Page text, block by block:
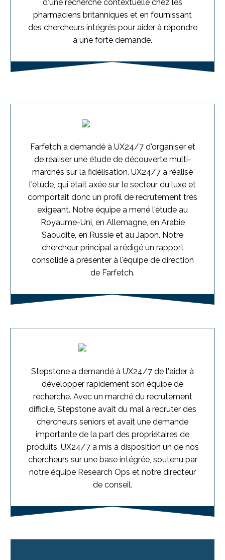
d'une recherche contextuelle chez les
pharmaciens britanniques et en fournissant
des chercheurs intégrés pour aider à répondre
à une forte demande.
Farfetch a demandé à UX24/7 d'organiser et
de réaliser une étude de découverte multi-
marchés sur la fidélisation. UX24/7 a réalisé
l'étude, qui était axée sur le secteur du luxe et
comportait donc un profil de recrutement très
exigeant. Notre équipe a mené l'étude au
Royaume-Uni, en Allemagne, en Arabie
Saoudite, en Russie et au Japon. Notre
chercheur principal a rédigé un rapport
consolidé à présenter à l'équipe de direction
de Farfetch.
Stepstone a demandé à UX24/7 de l'aider à
développer rapidement son équipe de
recherche. Avec un marché du recrutement
difficile, Stepstone avait du mal à recruter des
chercheurs seniors et avait une demande
importante de la part des propriétaires de
produits. UX24/7 a mis à disposition un de nos
chercheurs sur une base intégrée, soutenu par
notre équipe Research Ops et notre directeur
de conseil.